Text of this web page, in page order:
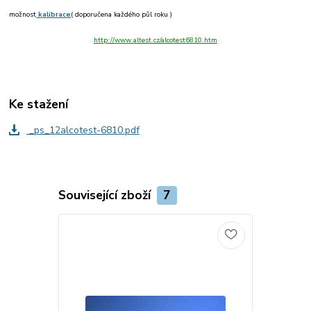
možnost kalibrace( doporučena každého půl roku )
http://www.altest.cz/alcotest6810.htm
Ke stažení
_ps_12alcotest-6810.pdf
Související zboží 7